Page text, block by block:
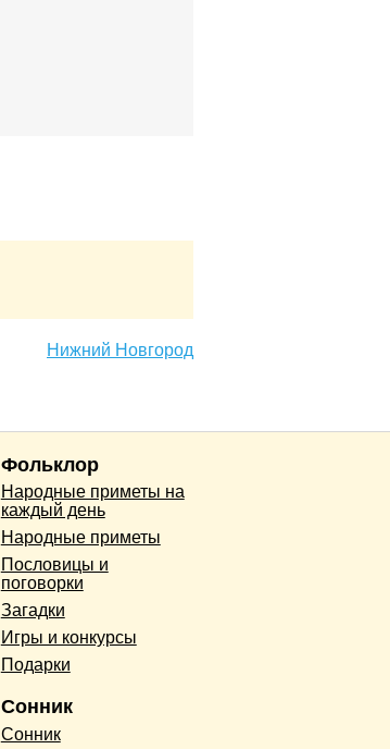
Нижний Новгород
Фольклор
Народные приметы на
каждый день
Народные приметы
Пословицы и
поговорки
Загадки
Игры и конкурсы
Подарки
Сонник
Сонник